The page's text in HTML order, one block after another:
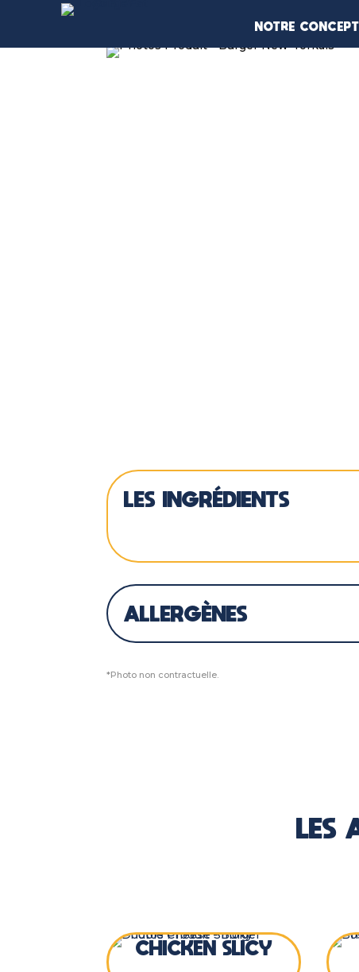
NOTRE CONCEPT
LES INGRÉDIENTS
ALLERGÈNES
*Photo non contractuelle.
LES
CHICKEN SLICY